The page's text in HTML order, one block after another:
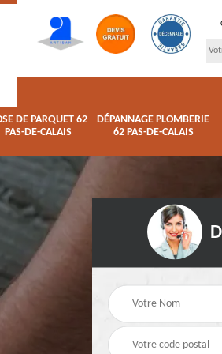
DE PARQUET 62
PAS-DE-CALAIS
DÉPANNAGE PLOMBERIE
62 PAS-DE-CALAIS
plomberie
Pose de